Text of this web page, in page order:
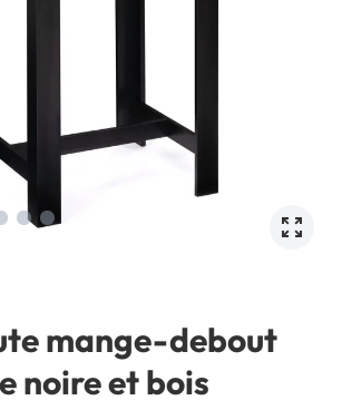
mange-debout
noire et bois